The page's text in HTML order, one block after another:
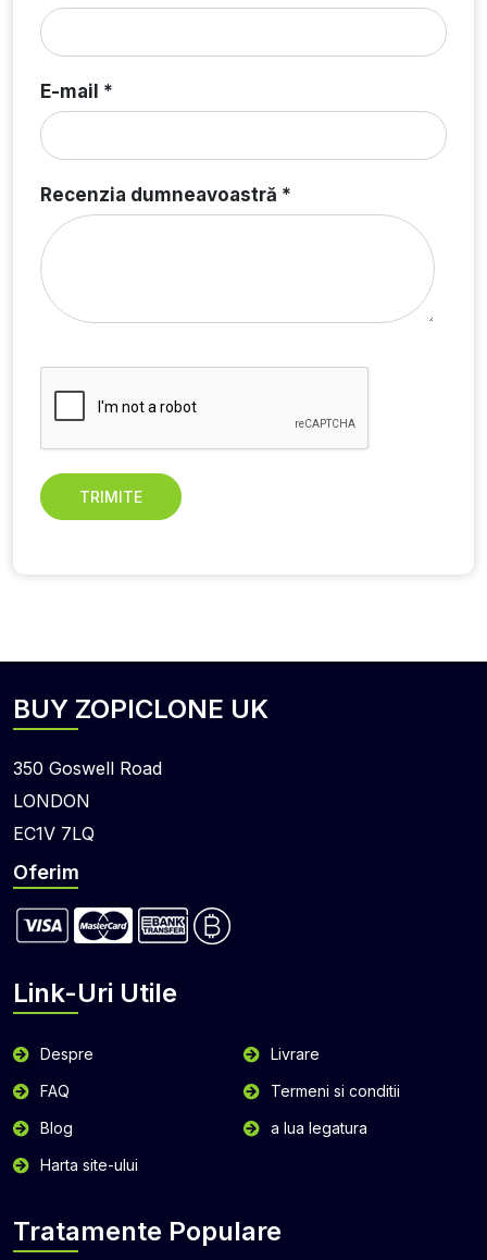
E-mail *
Recenzia dumneavoastră *
TRIMITE
BUY ZOPICLONE UK
350 Goswell Road
LONDON
EC1V 7LQ
Oferim
Link-Uri Utile
Despre
Livrare
FAQ
Termeni si conditii
Blog
a lua legatura
Harta site-ului
Tratamente Populare